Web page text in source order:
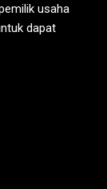
usaha
dapat